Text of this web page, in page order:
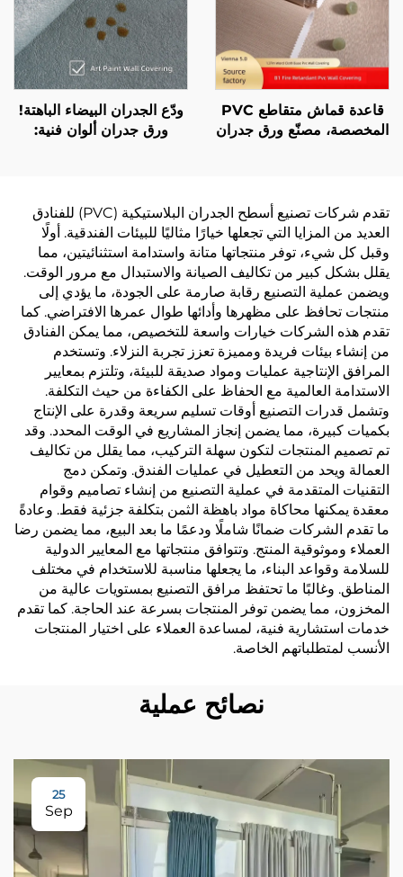
قاعدة قماش متقاطع PVC
المخصصة، مصنّع ورق جدران
ودّع الجدران البيضاء الباهتة!
ورق جدران ألوان فنية:
تقدم شركات تصنيع أسطح الجدران البلاستيكية (PVC) للفنادق
العديد من المزايا التي تجعلها خيارًا مثاليًا للبيئات الفندقية. أولًا
وقبل كل شيء، توفر منتجاتها متانة واستدامة استثنائيتين، مما
يقلل بشكل كبير من تكاليف الصيانة والاستبدال مع مرور الوقت.
ويضمن عملية التصنيع رقابة صارمة على الجودة، ما يؤدي إلى
منتجات تحافظ على مظهرها وأدائها طوال عمرها الافتراضي. كما
تقدم هذه الشركات خيارات واسعة للتخصيص، مما يمكن الفنادق
من إنشاء بيئات فريدة ومميزة تعزز تجربة النزلاء. وتستخدم
المرافق الإنتاجية عمليات ومواد صديقة للبيئة، وتلتزم بمعايير
الاستدامة العالمية مع الحفاظ على الكفاءة من حيث التكلفة.
وتشمل قدرات التصنيع أوقات تسليم سريعة وقدرة على الإنتاج
بكميات كبيرة، مما يضمن إنجاز المشاريع في الوقت المحدد. وقد
تم تصميم المنتجات لتكون سهلة التركيب، مما يقلل من تكاليف
العمالة ويحد من التعطيل في عمليات الفندق. وتمكن دمج
التقنيات المتقدمة في عملية التصنيع من إنشاء تصاميم وقوام
معقدة يمكنها محاكاة مواد باهظة الثمن بتكلفة جزئية فقط. وعادةً
ما تقدم الشركات ضمانًا شاملًا ودعمًا ما بعد البيع، مما يضمن رضا
العملاء وموثوقية المنتج. وتتوافق منتجاتها مع المعايير الدولية
للسلامة وقواعد البناء، ما يجعلها مناسبة للاستخدام في مختلف
المناطق. وغالبًا ما تحتفظ مرافق التصنيع بمستويات عالية من
المخزون، مما يضمن توفر المنتجات بسرعة عند الحاجة. كما تقدم
خدمات استشارية فنية، لمساعدة العملاء على اختيار المنتجات
الأنسب لمتطلباتهم الخاصة.
نصائح عملية
25
Sep